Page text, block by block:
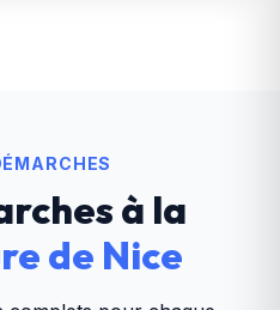
à la
de Nice